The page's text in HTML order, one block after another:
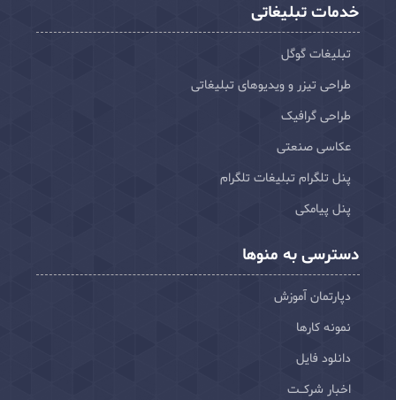
خدمات تبلیغاتی
تبلیغات گوگل
طراحی تیزر و ویدیوهای تبلیغاتی
طراحی گرافیک
عکاسی صنعتی
پنل تلگرام تبلیغات تلگرام
پنل پیامکی
دسترسی به منوها
دپارتمان آموزش
نمونه کارها
دانلود فایل
اخبار شرکـت